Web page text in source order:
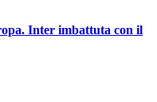
Inter imbattuta con il